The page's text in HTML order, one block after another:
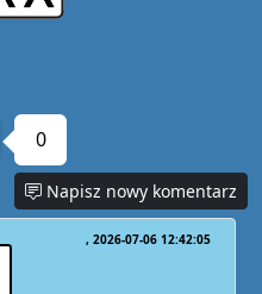
0
Napisz nowy komentarz
2026-07-06 12:42:05